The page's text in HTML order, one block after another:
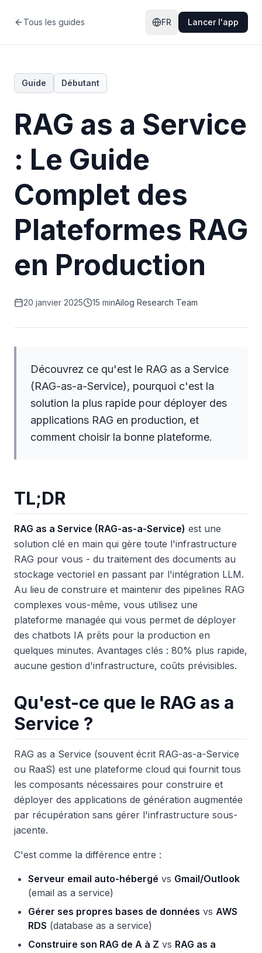
Tous les guides FR Lancer l'app
Guide Débutant
RAG as a Service
: Le Guide
Complet des
Plateformes RAG
en Production
20 janvier 2025 15 minAilog Research Team
Découvrez ce qu'est le RAG as a Service
(RAG-as-a-Service), pourquoi c'est la
solution la plus rapide pour déployer des
applications RAG en production, et
comment choisir la bonne plateforme.
TL;DR
RAG as a Service (RAG-as-a-Service) est une
solution clé en main qui gère toute l'infrastructure
RAG pour vous - du traitement des documents au
stockage vectoriel en passant par l'intégration LLM.
Au lieu de construire et maintenir des pipelines RAG
complexes vous-même, vous utilisez une
plateforme managée qui vous permet de déployer
des chatbots IA prêts pour la production en
quelques minutes. Avantages clés : 80% plus rapide,
aucune gestion d'infrastructure, coûts prévisibles.
Qu'est-ce que le RAG as a
Service ?
RAG as a Service (souvent écrit RAG-as-a-Service
ou RaaS) est une plateforme cloud qui fournit tous
les composants nécessaires pour construire et
déployer des applications de génération augmentée
par récupération sans gérer l'infrastructure sous-
jacente.
C'est comme la différence entre :
Serveur email auto-hébergé vs Gmail/Outlook
(email as a service)
Gérer ses propres bases de données vs AWS
RDS (database as a service)
Construire son RAG de A à Z vs RAG as a